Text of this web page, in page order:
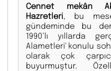
Cennet mekân
Hazretleri, bu
gündeminde bu
1990’lı yıllarda
Alametleri' konulu
olarak çok
buyurmuştur.